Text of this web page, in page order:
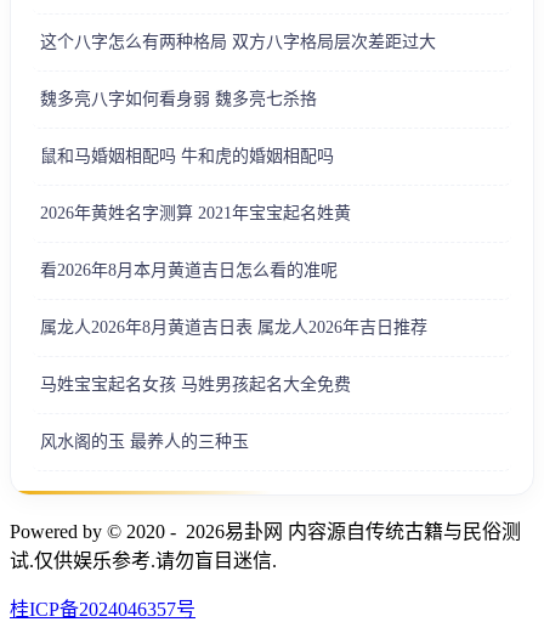
这个八字怎么有两种格局 双方八字格局层次差距过大
魏多亮八字如何看身弱 魏多亮七杀挌
鼠和马婚姻相配吗 牛和虎的婚姻相配吗
2026年黄姓名字测算 2021年宝宝起名姓黄
看2026年8月本月黄道吉日怎么看的准呢
属龙人2026年8月黄道吉日表 属龙人2026年吉日推荐
马姓宝宝起名女孩 马姓男孩起名大全免费
风水阁的玉 最养人的三种玉
Powered by © 2020 - 2026易卦网 内容源自传统古籍与民俗测
试.仅供娱乐参考.请勿盲目迷信.
桂ICP备2024046357号